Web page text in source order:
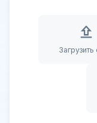
Загрузить